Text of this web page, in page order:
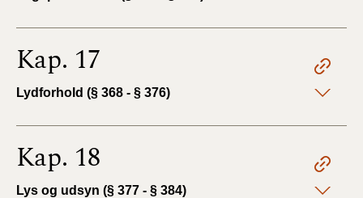
Kap. 17
Lydforhold (§ 368 - § 376)
Kap. 18
Lys og udsyn (§ 377 - § 384)